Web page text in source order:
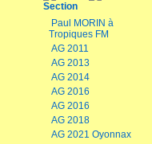
Section
Paul MORIN à
Tropiques FM
AG 2011
AG 2013
AG 2014
AG 2016
AG 2016
AG 2018
AG 2021 Oyonnax